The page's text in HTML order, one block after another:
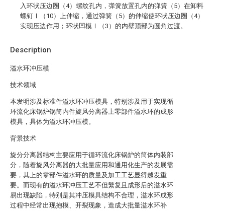
Description
溢水环冲压模
技术领域
本发明涉及标准件溢水环冲压模具，特别涉及用于实现循
环流化床锅炉锅筒内件旋风分离器上零部件溢水环的成形
模具，具体为溢水环冲压模。
背景技术
旋分分离器结构主要应用于循环流化床锅炉的筒体内装部
分，随着旋风分离器的大批量应用和通用化生产的发展需
要，其上的零部件溢水环的质量及加工工艺显得越发重
要。而现有的溢水环冲压工艺不但繁复且成形后的溢水环
易出现缺陷，特别是其冲压模具结构不合理，溢水环成形
过程中经常出现抱模、开裂现象，造成大批量溢水环补
入环状压边圈（4）螺纹孔内，弹簧放置孔内的弹簧（5）在卸料
螺钉Ⅰ（10）上伸缩，通过弹簧（5）的伸缩使环状压边圈（4）
实现压边作用；环状凹模Ⅰ（3）的内壁顶部为圆角过渡。